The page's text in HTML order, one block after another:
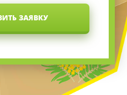
ЗАЯВКУ